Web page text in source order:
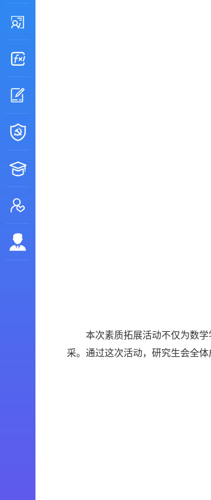
本次素质拓展活动不仅为数
采。通过这次活动，研究生会全